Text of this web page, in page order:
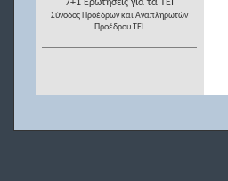
7+1 Ερωτήσεις για τα ΤΕΙ
Σύνοδος Προέδρων και Αναπληρωτών
Προέδρου ΤΕΙ